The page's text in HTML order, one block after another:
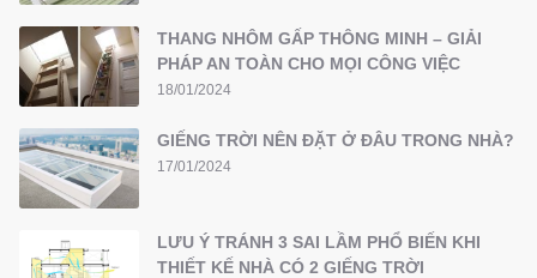
THANG NHÔM GẤP THÔNG MINH – GIẢI
PHÁP AN TOÀN CHO MỌI CÔNG VIỆC
18/01/2024
GIẾNG TRỜI NÊN ĐẶT Ở ĐÂU TRONG NHÀ?
17/01/2024
LƯU Ý TRÁNH 3 SAI LẦM PHỔ BIẾN KHI
THIẾT KẾ NHÀ CÓ 2 GIẾNG TRỜI